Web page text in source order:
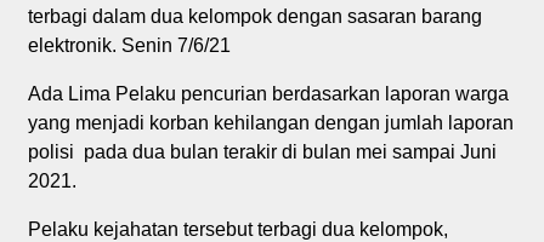
terbagi dalam dua kelompok dengan sasaran barang
elektronik. Senin 7/6/21
Ada Lima Pelaku pencurian berdasarkan laporan warga
yang menjadi korban kehilangan dengan jumlah laporan
polisi pada dua bulan terakir di bulan mei sampai Juni
2021.
Pelaku kejahatan tersebut terbagi dua kelompok,